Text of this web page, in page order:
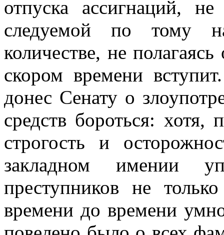
отпуска ассигнаций,
следуемой по тому
количестве, не
скором времени
донес Сенату о
средств бороться: хотя,
строгость и
закладном имении
преступников не
времени до времени